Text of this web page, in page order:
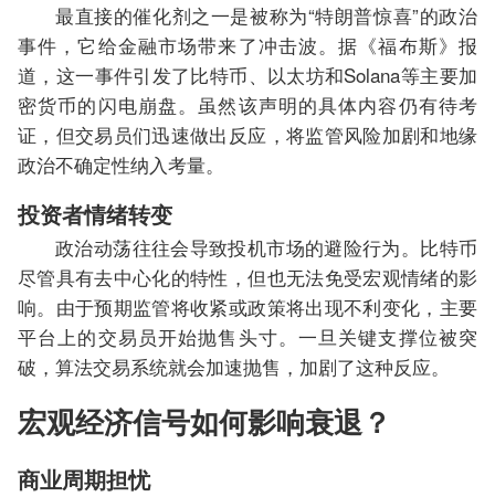
最直接的催化剂之一是被称为“特朗普惊喜”的政治
事件，它给金融市场带来了冲击波。据《福布斯》报
道，这一事件引发了比特币、以太坊和Solana等主要加
密货币的闪电崩盘。虽然该声明的具体内容仍有待考
证，但交易员们迅速做出反应，将监管风险加剧和地缘
政治不确定性纳入考量。
投资者情绪转变
政治动荡往往会导致投机市场的避险行为。比特币
尽管具有去中心化的特性，但也无法免受宏观情绪的影
响。由于预期监管将收紧或政策将出现不利变化，主要
平台上的交易员开始抛售头寸。一旦关键支撑位被突
破，算法交易系统就会加速抛售，加剧了这种反应。
宏观经济信号如何影响衰退？
商业周期担忧